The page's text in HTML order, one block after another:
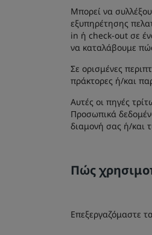
Μπορεί να
εξυπηρέτησης
in ή check-out σε
να καταλάβουμε
Σε ορισμένες
πράκτορες ή/και
Αυτές οι πηγές
Προσωπικά
διαμονή σας ή/και
Πώς
Επεξεργαζόμαστε